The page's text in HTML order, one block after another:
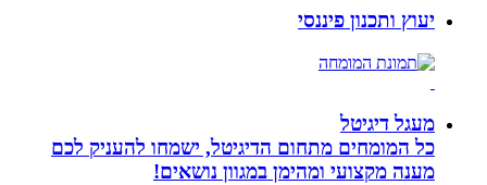
יעוץ ותכנון פיננסי
מעגל דיגיטל
כל המומחים מתחום הדיגיטל, ישמחו להעניק לכם
מענה מקצועי ומהימן במגוון נושאים!